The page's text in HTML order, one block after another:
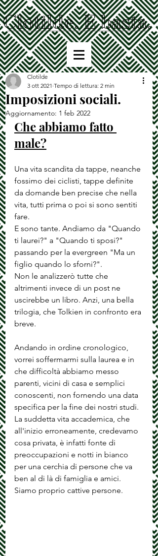
Clotilde. E basta.
Imposizioni sociali.
Clotilde
3 ott 2021 Tempo di lettura: 2 min
Aggiornamento: 1 feb 2022
Che abbiamo fatto
male?
Una vita scandita da tappe, neanche
fossimo dei ciclisti, tappe definite
da domande ben precise che nella
vita, tutti prima o poi si sono sentiti
fare.
E sono tante. Andiamo da "Quando
ti laurei?" a "Quando ti sposi?"
passando per la evergreen "Ma un
figlio quando lo sforni?".
Non le analizzerò tutte che
altrimenti invece di un post ne
uscirebbe un libro. Anzi, una bella
trilogia, che Tolkien in confronto era
breve.
Andando in ordine cronologico,
vorrei soffermarmi sulla laurea e in
che difficoltà abbiamo messo
parenti, vicini di casa e semplici
conoscenti, non fornendo una data
specifica per la fine dei nostri studi.
La suddetta vita accademica, che
all'inizio erroneamente, credevamo
cosa privata, è infatti fonte di
preoccupazioni e notti in bianco
per una cerchia di persone che va
ben al di là di famiglia e amici.
Siamo proprio cattive persone.